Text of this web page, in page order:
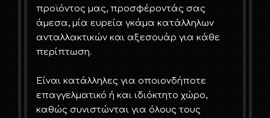
προϊόντος μας, προσφέροντάς σας
άμεσα, μία ευρεία γκάμα κατάλληλων
ανταλλακτικών και αξεσουάρ για κάθε
περίπτωση.
Είναι κατάλληλες για οποιονδήποτε
επαγγελματικό ή και ιδιόκτητο χώρο,
καθώς συνιστώνται για όλους τους